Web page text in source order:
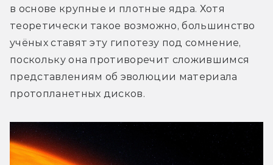
в основе крупные и плотные ядра. Хотя
теоретически такое возможно, большинство
учёных ставят эту гипотезу под сомнение,
поскольку она противоречит сложившимся
представлениям об эволюции материала
протопланетных дисков.